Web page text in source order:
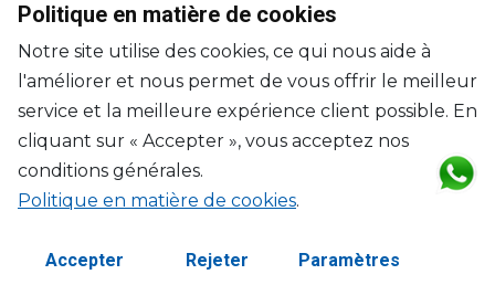
Politique en matière de cookies
Notre site utilise des cookies, ce qui nous aide à
l'améliorer et nous permet de vous offrir le meilleur
service et la meilleure expérience client possible. En
cliquant sur « Accepter », vous acceptez nos
conditions générales.
Politique en matière de cookies.
Accepter Rejeter Paramètres